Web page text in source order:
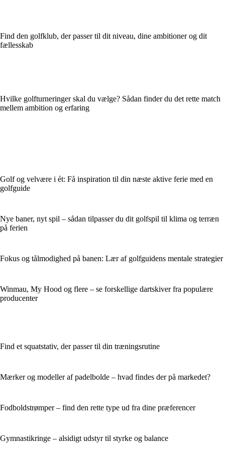
Find den golfklub, der passer til dit niveau, dine ambitioner og dit
fællesskab
Hvilke golfturneringer skal du vælge? Sådan finder du det rette match
mellem ambition og erfaring
Golf og velvære i ét: Få inspiration til din næste aktive ferie med en
golfguide
Nye baner, nyt spil – sådan tilpasser du dit golfspil til klima og terræn
på ferien
Fokus og tålmodighed på banen: Lær af golfguidens mentale strategier
Winmau, My Hood og flere – se forskellige dartskiver fra populære
producenter
Find et squatstativ, der passer til din træningsrutine
Mærker og modeller af padelbolde – hvad findes der på markedet?
Fodboldstrømper – find den rette type ud fra dine præferencer
Gymnastikringe – alsidigt udstyr til styrke og balance